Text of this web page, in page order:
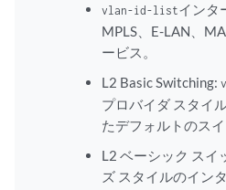
vlan-id-listインタ
MPLS、E-LAN、
ービス。
L2 Basic Switching:
プロバイダ スタイ
たデフォルトのス
L2 ベーシック スイ
ズ スタイルのイン